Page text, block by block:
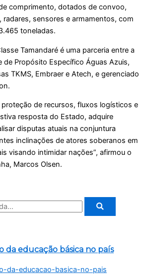
comprimento, dotados de convoo,
radares, sensores e armamentos, com
toneladas.
Tamandaré é uma parceria entre a
de Propósito Específico Águas Azuis,
TKMS, Embraer e Atech, e gerenciado
proteção de recursos, fluxos logísticos e
resposta do Estado, adquire
disputas atuais na conjuntura
inclinações de atores soberanos em
visando intimidar nações”, afirmou o
Marcos Olsen.
da educação básica no país